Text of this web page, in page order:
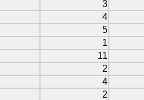
3
4
5
1
11
2
4
2